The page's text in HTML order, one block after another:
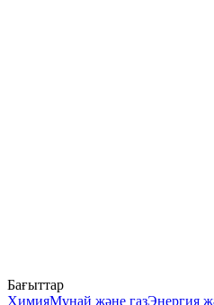
Бағыттар
ХимияМұнай және газЭнергия